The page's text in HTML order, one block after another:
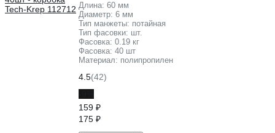
Длина: 60 мм
Диаметр: 6 мм
Тип манжеты: потайная
Тип фасовки: шт.
Фасовка: 0.19 кг
Фасовка: 40 шт
Материал: полипропилен
4.5(42)
159 ₽
175 ₽